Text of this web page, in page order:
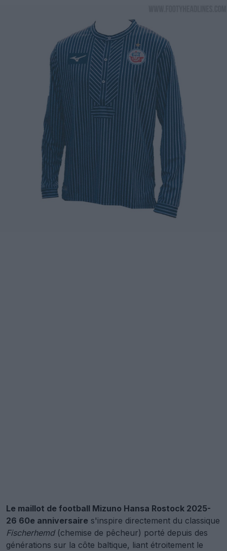
Le maillot de football Mizuno Hansa Rostock 2025-
26 60e anniversaire s'inspire directement du classique
Fischerhemd(chemise de pêcheur) porté depuis des
générations sur la côte baltique, liant étroitement le